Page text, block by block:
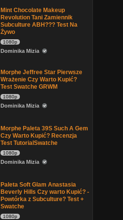
Mint Chocolate Makeup
Revolution Tani Zamiennik
Subculture ABH??? Test Na
Żywo
1080p
Dominika Mizia
Morphe Jeffree Star Pierwsze
Wrażenie Czy Warto Kupić?
Test Swatche GRWM
1080p
Dominika Mizia
Morphe Paleta 39S Such A Gem
Czy Warto Kupić? Recenzja
Test TutorialSwatche
1080p
Dominika Mizia
Paleta Soft Glam Anastasia
Beverly Hills Czy warto Kupić? -
Powtórka z Subculture? Test +
Swatche
1080p